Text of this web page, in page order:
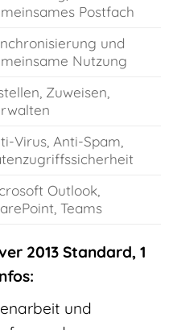
Postfach
und
Nutzung
Zuweisen,
Virus, Anti-Spam,
Outlook,
Teams
2013 Standard, 1
und